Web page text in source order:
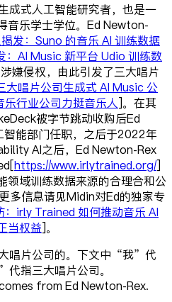
成式人工智能研究者，也是一
音乐学士学位。Ed Newton-
发：Suno 的音乐 AI 训练数据
：AI Music 新平台 Udio 训练数
嫌侵权，由此引发了三大唱片
大唱片公司生成式 AI Music 公
行业公司力挺音乐人]。在其
被字节跳动收购后Ed
能部门任职，之后于2022年
AI之后，Ed Newton-Rex
https://www.irlytrained.org/]
领域训练数据来源的合理合和公
多信息请见Midin对Ed的独家专
irly Trained 如何推动音乐 AI
当权益]。
唱片公司的。下文中“我”代
指三大唱片公司。
from Ed Newton-Rex.